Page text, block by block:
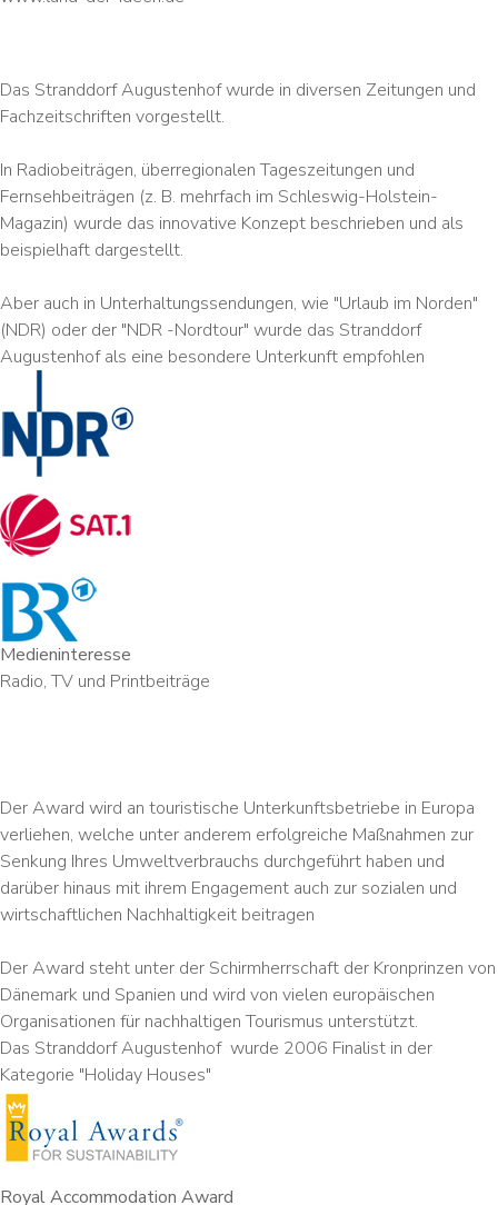
Das Stranddorf Augustenhof wurde in diversen Zeitungen und
Fachzeitschriften vorgestellt.
In Radiobeiträgen, überregionalen Tageszeitungen und
Fernsehbeiträgen (z. B. mehrfach im Schleswig-Holstein-
Magazin) wurde das innovative Konzept beschrieben und als
beispielhaft dargestellt.
Aber auch in Unterhaltungssendungen, wie "Urlaub im Norden"
(NDR) oder der "NDR -Nordtour" wurde das Stranddorf
Augustenhof als eine besondere Unterkunft empfohlen
Medieninteresse
Radio, TV und Printbeiträge
Der Award wird an touristische Unterkunftsbetriebe in Europa
verliehen, welche unter anderem erfolgreiche Maßnahmen zur
Senkung Ihres Umweltverbrauchs durchgeführt haben und
darüber hinaus mit ihrem Engagement auch zur sozialen und
wirtschaftlichen Nachhaltigkeit beitragen
Der Award steht unter der Schirmherrschaft der Kronprinzen von
Dänemark und Spanien und wird von vielen europäischen
Organisationen für nachhaltigen Tourismus unterstützt.
Das Stranddorf Augustenhof wurde 2006 Finalist in der
Kategorie "Holiday Houses"
Royal Accommodation Award